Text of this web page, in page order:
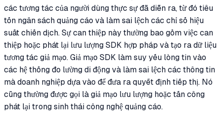
các tương tác của người dùng thực sự đã diễn ra, từ đó tiêu
tốn ngân sách quảng cáo và làm sai lệch các chỉ số hiệu
suất chiến dịch. Sự can thiệp này thường bao gồm việc can
thiệp hoặc phát lại lưu lượng SDK hợp pháp và tạo ra dữ liệu
tương tác giả mạo. Giả mạo SDK làm suy yếu lòng tin vào
các hệ thống đo lường di động và làm sai lệch các thông tin
mà doanh nghiệp dựa vào để đưa ra quyết định tiếp thị. Nó
cũng thường được gọi là giả mạo lưu lượng hoặc tấn công
phát lại trong sinh thái công nghệ quảng cáo.